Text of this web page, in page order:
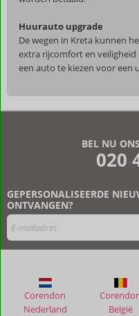
Huurauto upgrade
De wegen in Kreta kunnen
extra rijcomfort en
een auto te kiezen voor een
na
hun
verblijf
in
Beoordelingen
BEL NU
020
GEPERSONALISEERDE
ONTVANGEN?
Corendon
Nederland
België